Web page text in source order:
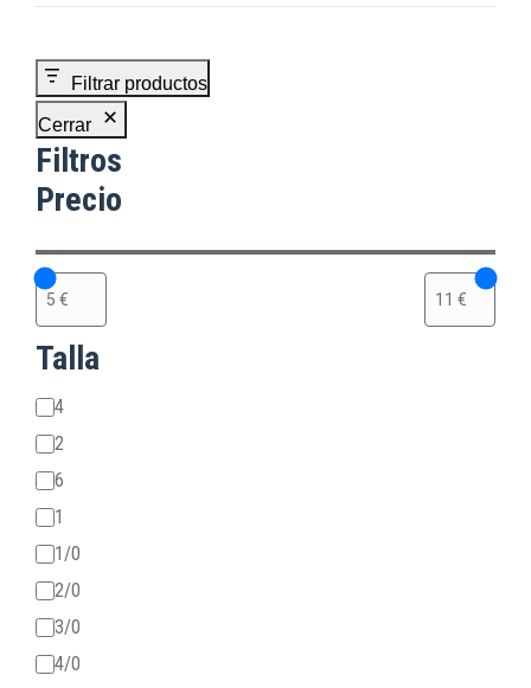
Filtrar productos
Cerrar
Filtros
Precio
Talla
Talla
4
2
6
1
1/0
2/0
3/0
4/0